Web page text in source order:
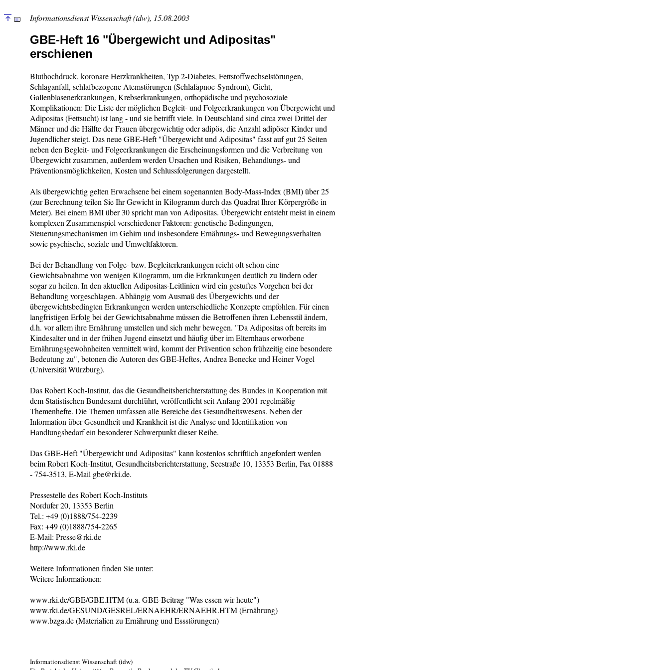
Informationsdienst Wissenschaft (idw), 15.08.2003
GBE-Heft 16 "Übergewicht und Adipositas"
erschienen
Bluthochdruck, koronare Herzkrankheiten, Typ 2-Diabetes, Fettstoffwechselstörungen,
Schlaganfall, schlafbezogene Atemstörungen (Schlafapnoe-Syndrom), Gicht,
Gallenblasenerkrankungen, Krebserkrankungen, orthopädische und psychosoziale
Komplikationen: Die Liste der möglichen Begleit- und Folgeerkrankungen von Übergewicht und
Adipositas (Fettsucht) ist lang - und sie betrifft viele. In Deutschland sind circa zwei Drittel der
Männer und die Hälfte der Frauen übergewichtig oder adipös, die Anzahl adipöser Kinder und
Jugendlicher steigt. Das neue GBE-Heft "Übergewicht und Adipositas" fasst auf gut 25 Seiten
neben den Begleit- und Folgeerkrankungen die Erscheinungsformen und die Verbreitung von
Übergewicht zusammen, außerdem werden Ursachen und Risiken, Behandlungs- und
Präventionsmöglichkeiten, Kosten und Schlussfolgerungen dargestellt.
Als übergewichtig gelten Erwachsene bei einem sogenannten Body-Mass-Index (BMI) über 25
(zur Berechnung teilen Sie Ihr Gewicht in Kilogramm durch das Quadrat Ihrer Körpergröße in
Meter). Bei einem BMI über 30 spricht man von Adipositas. Übergewicht entsteht meist in einem
komplexen Zusammenspiel verschiedener Faktoren: genetische Bedingungen,
Steuerungsmechanismen im Gehirn und insbesondere Ernährungs- und Bewegungsverhalten
sowie psychische, soziale und Umweltfaktoren.
Bei der Behandlung von Folge- bzw. Begleiterkrankungen reicht oft schon eine
Gewichtsabnahme von wenigen Kilogramm, um die Erkrankungen deutlich zu lindern oder
sogar zu heilen. In den aktuellen Adipositas-Leitlinien wird ein gestuftes Vorgehen bei der
Behandlung vorgeschlagen. Abhängig vom Ausmaß des Übergewichts und der
übergewichtsbedingten Erkrankungen werden unterschiedliche Konzepte empfohlen. Für einen
langfristigen Erfolg bei der Gewichtsabnahme müssen die Betroffenen ihren Lebensstil ändern,
d.h. vor allem ihre Ernährung umstellen und sich mehr bewegen. "Da Adipositas oft bereits im
Kindesalter und in der frühen Jugend einsetzt und häufig über im Elternhaus erworbene
Ernährungsgewohnheiten vermittelt wird, kommt der Prävention schon frühzeitig eine besondere
Bedeutung zu", betonen die Autoren des GBE-Heftes, Andrea Benecke und Heiner Vogel
(Universität Würzburg).
Das Robert Koch-Institut, das die Gesundheitsberichterstattung des Bundes in Kooperation mit
dem Statistischen Bundesamt durchführt, veröffentlicht seit Anfang 2001 regelmäßig
Themenhefte. Die Themen umfassen alle Bereiche des Gesundheitswesens. Neben der
Information über Gesundheit und Krankheit ist die Analyse und Identifikation von
Handlungsbedarf ein besonderer Schwerpunkt dieser Reihe.
Das GBE-Heft "Übergewicht und Adipositas" kann kostenlos schriftlich angefordert werden
beim Robert Koch-Institut, Gesundheitsberichterstattung, Seestraße 10, 13353 Berlin, Fax 01888
- 754-3513, E-Mail gbe@rki.de.
Pressestelle des Robert Koch-Instituts
Nordufer 20, 13353 Berlin
Tel.: +49 (0)1888/754-2239
Fax: +49 (0)1888/754-2265
E-Mail: Presse@rki.de
http://www.rki.de
Weitere Informationen finden Sie unter:
Weitere Informationen:
www.rki.de/GBE/GBE.HTM (u.a. GBE-Beitrag "Was essen wir heute")
www.rki.de/GESUND/GESREL/ERNAEHR/ERNAEHR.HTM (Ernährung)
www.bzga.de (Materialien zu Ernährung und Essstörungen)
Informationsdienst Wissenschaft (idw)